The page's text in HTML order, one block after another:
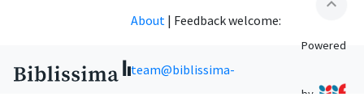
expand_less
About | Feedback welcome:
team@biblissima-
Powered
by